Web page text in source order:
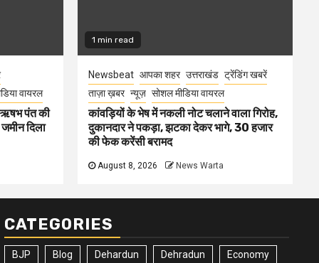
वायरल
पंत की
दिला
1 min read
Newsbeat आपका शहर उत्तराखंड ट्रेंडिंग खबरें
ताज़ा ख़बर न्यूज़ सोशल मीडिया वायरल
कांवड़ियों के भेष में नकली नोट चलाने वाला गिरोह,
दुकानदार ने पकड़ा, झटका देकर भागे, 30 हजार
की फेक करेंसी बरामद
August 8, 2026 News Warta
CATEGORIES
BJP Blog Dehardun Dehradun Economy